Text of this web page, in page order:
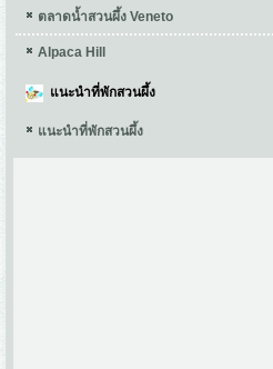
ตลาดน้ำสวนผึ้ง Veneto
Alpaca Hill
แนะนำที่พักสวนผึ้ง
แนะนำที่พักสวนผึ้ง